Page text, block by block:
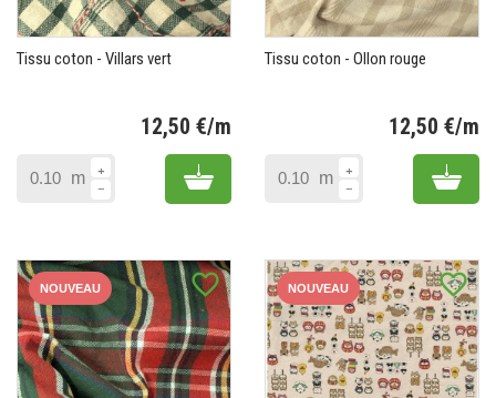
Tissu coton - Villars vert
12,50 €/m
m Add to cart
Tissu coton - Ollon rouge
12,50 €/m
m Add
favorite_border
NOUVEAU favorite_border
NOUVEAU